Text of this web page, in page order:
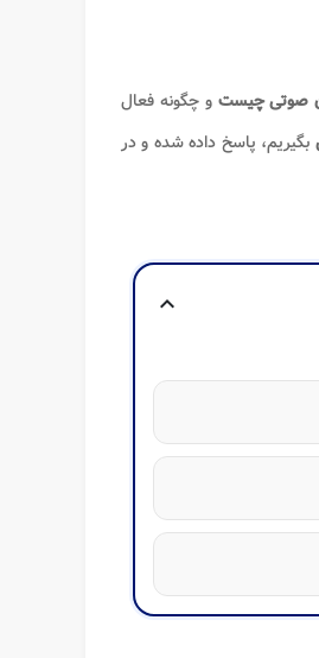
صوتی چیست و چگونه فعال
بگیریم، پاسخ داده شده و در
expand_more